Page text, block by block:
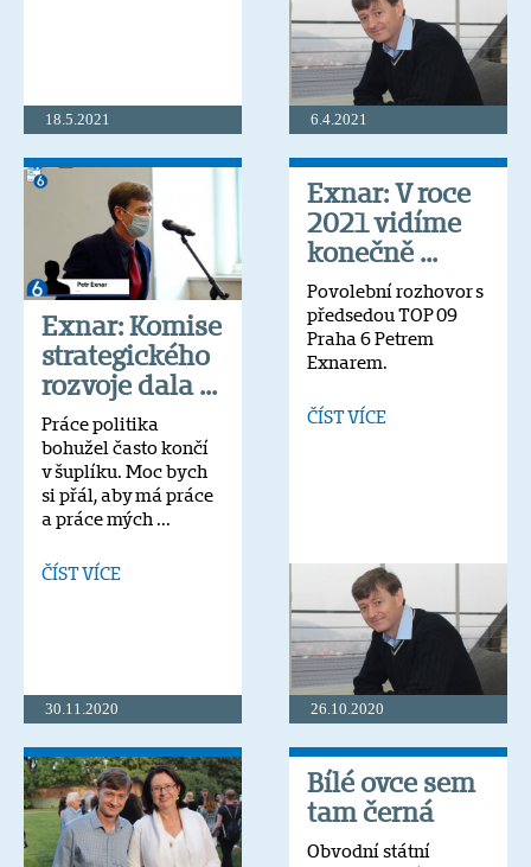
18.5.2021 6.4.2021
Exnar: Komise
strategického
rozvoje dala ...
Práce politika
bohužel často končí
v šuplíku. Moc bych
si přál, aby má práce
a práce mých ...
ČÍST VÍCE
30.11.2020
Exnar: V roce
2021 vidíme
konečně ...
Povolební rozhovor s
předsedou TOP 09
Praha 6 Petrem
Exnarem.
ČÍST VÍCE
26.10.2020
Bílé ovce sem
tam černá
Obvodní státní